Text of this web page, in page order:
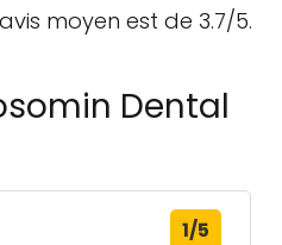
moyen est de 3.7/5.
Dental
1/5